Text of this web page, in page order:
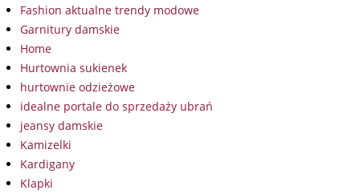
Fashion aktualne trendy modowe
Garnitury damskie
Home
Hurtownia sukienek
hurtownie odzieżowe
idealne portale do sprzedaży ubrań
jeansy damskie
Kamizelki
Kardigany
Klapki